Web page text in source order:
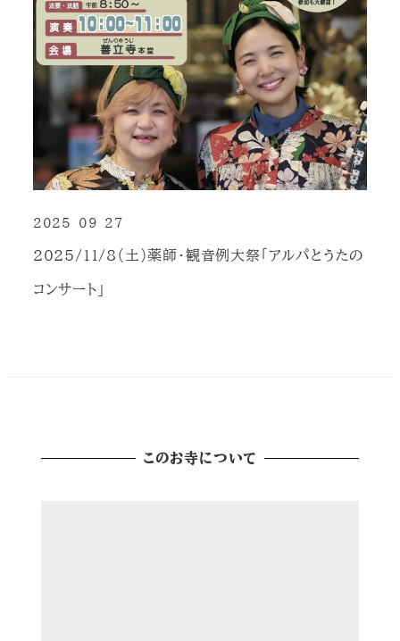
2025/11/8（土）薬師・観音例大祭「アルパとうたの
コンサート」
2025-09-27
このお寺について